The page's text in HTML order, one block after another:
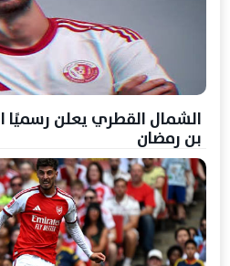
الشمال القطري يعلن رسميًا
بن رمضان